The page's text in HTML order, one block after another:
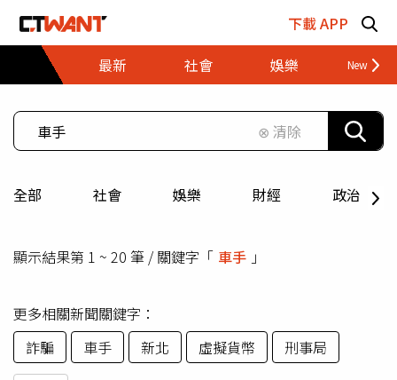
下載 APP
最新
社會 娛樂 財經
⊗ 清除
全部 社會 娛樂 財經 政治
顯示結果第 1 ~ 20 筆 / 關鍵字「 車手 」
更多相關新聞關鍵字：
詐騙
車手 新北 虛擬貨幣 刑事局